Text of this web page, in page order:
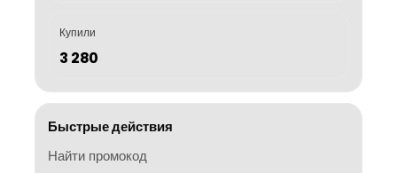
Купили
3 280
Быстрые действия
Найти промокод